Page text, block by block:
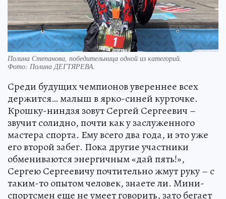
Полина Степанова, победительница одной из категорий.
Фото: Полина ДЕГТЯРЕВА.
Среди будущих чемпионов увереннее всех
держится… малыш в ярко-синей курточке.
Крошку-ниндзя зовут Сергей Сергеевич –
звучит солидно, почти как у заслуженного
мастера спорта. Ему всего два года, и это уже
его второй забег. Пока другие участники
обмениваются энергичным «дай пять!»,
Сергею Сергеевичу почтительно жмут руку – с
таким-то опытом человек, знаете ли. Мини-
спортсмен еще не умеет говорить, зато бегает